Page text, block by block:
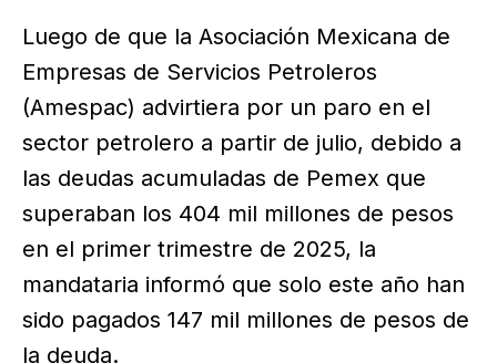
Luego de que la Asociación Mexicana de
Empresas de Servicios Petroleros
(Amespac) advirtiera por un paro en el
sector petrolero a partir de julio, debido a
las deudas acumuladas de Pemex que
superaban los 404 mil millones de pesos
en el primer trimestre de 2025, la
mandataria informó que solo este año han
sido pagados 147 mil millones de pesos de
la deuda.